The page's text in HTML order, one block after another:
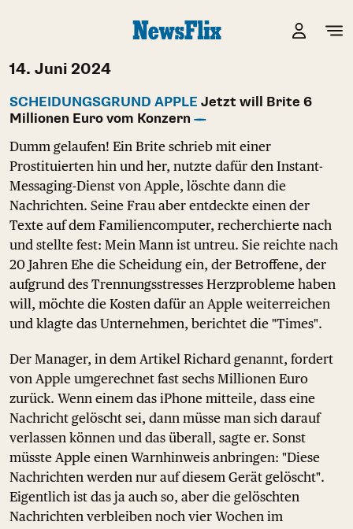
14. Juni 2024
SCHEIDUNGSGRUND APPLE Jetzt will Brite 6
Millionen Euro vom Konzern
Dumm gelaufen! Ein Brite schrieb mit einer
Prostituierten hin und her, nutzte dafür den Instant-
Messaging-Dienst von Apple, löschte dann die
Nachrichten. Seine Frau aber entdeckte einen der
Texte auf dem Familiencomputer, recherchierte nach
und stellte fest: Mein Mann ist untreu. Sie reichte nach
20 Jahren Ehe die Scheidung ein, der Betroffene, der
aufgrund des Trennungsstresses Herzprobleme haben
will, möchte die Kosten dafür an Apple weiterreichen
und klagte das Unternehmen, berichtet die "Times".
Der Manager, in dem Artikel Richard genannt, fordert
von Apple umgerechnet fast sechs Millionen Euro
zurück. Wenn einem das iPhone mitteile, dass eine
Nachricht gelöscht sei, dann müsse man sich darauf
verlassen können und das überall, sagte er. Sonst
müsste Apple einen Warnhinweis anbringen: "Diese
Nachrichten werden nur auf diesem Gerät gelöscht".
Eigentlich ist das ja auch so, aber die gelöschten
Nachrichten verbleiben noch vier Wochen im